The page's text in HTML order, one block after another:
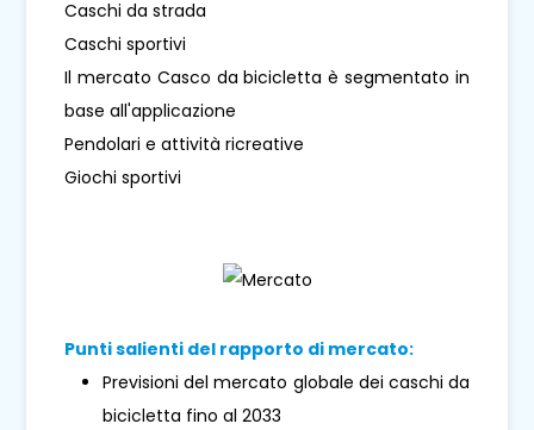
Caschi da strada
Caschi sportivi
Il mercato Casco da bicicletta è segmentato in
base all'applicazione
Pendolari e attività ricreative
Giochi sportivi
Punti salienti del rapporto di mercato:
Previsioni del mercato globale dei caschi da
bicicletta fino al 2033